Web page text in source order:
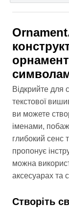
Відкрийте для
текстової
ви можете
іменами,
глибокий сенс
пропонує
можна
аксесуарах та
Створіть